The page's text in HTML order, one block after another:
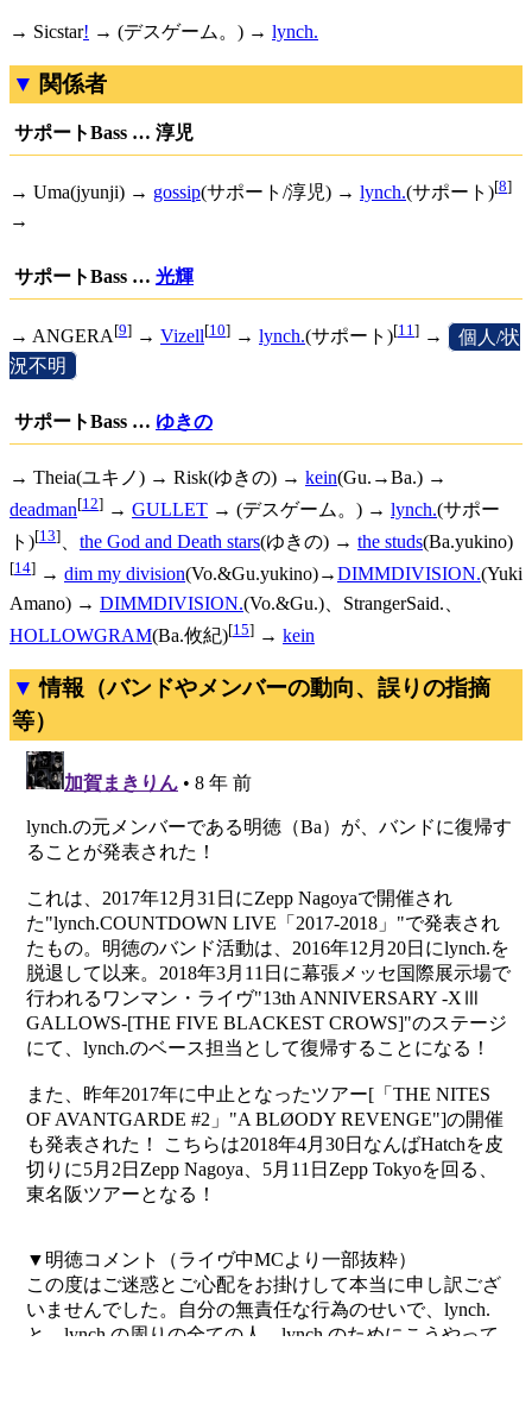
→ Sicstar! → (デスゲーム。) → lynch.
関係者
サポートBass … 淳児
→ Uma(jyunji) → gossip(サポート/淳児) → lynch.(サポート)[8]
→
サポートBass … 光輝
→ ANGERA[9] → Vizell[10] → lynch.(サポート)[11] →
個人/状
況不明
サポートBass … ゆきの
→ Theia(ユキノ) → Risk(ゆきの) → kein(Gu.→Ba.) →
deadman[12] → GULLET → (デスゲーム。) → lynch.(サポー
ト)[13] the God and Death stars(ゆきの) → the studs(Ba.yukino)
[14] → dim my division(Vo.&Gu.yukino)→DIMMDIVISION.(Yuki
Amano) → DIMMDIVISION.(Vo.&Gu.)、StrangerSaid.、
HOLLOWGRAM(Ba.攸紀)[15] → kein
情報（バンドやメンバーの動向、誤りの指摘
等）